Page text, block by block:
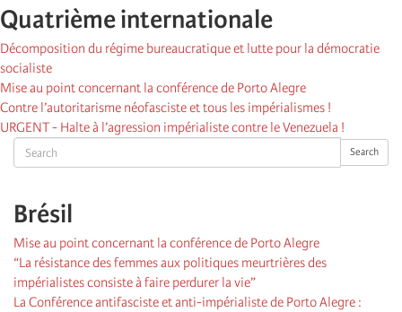
Search Search
Brésil
Mise au point concernant la conférence de Porto Alegre
“La résistance des femmes aux politiques meurtrières des
impérialistes consiste à faire perdurer la vie”
La Conférence antifasciste et anti-impérialiste de Porto Alegre :
Quatrième internationale
Décomposition du régime bureaucratique et lutte pour la démocratie
socialiste
Mise au point concernant la conférence de Porto Alegre
Contre l’autoritarisme néofasciste et tous les impérialismes !
URGENT - Halte à l’agression impérialiste contre le Venezuela !